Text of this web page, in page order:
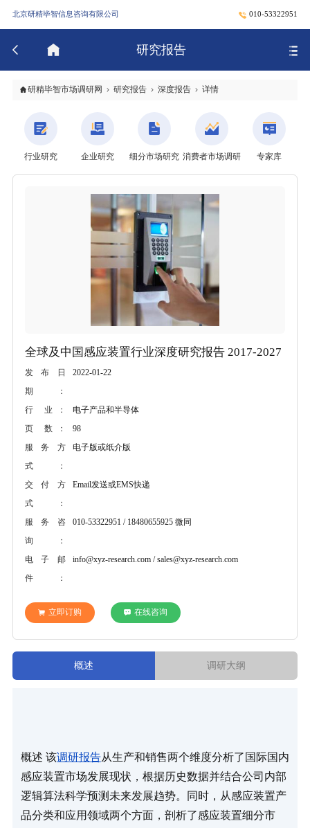
北京研精毕智信息咨询有限公司 010-53322951
研究报告
研精毕智市场调研网 研究报告 深度报告 详情
行业研究 企业研究 细分市场研究 消费者市场调研 专家库
全球及中国感应装置行业深度研究报告 2017-2027
发布日
期：
2022-01-22
行 业：
电子产品和半导体
页 数：
98
服务方
式：
电子版或纸介版
交付方
式：
Email发送或EMS快递
服务咨
询：
010-53322951 / 18480655925 微同
电子邮
件：
info@xyz-research.com / sales@xyz-research.com
立即订购 在线咨询
概述 调研大纲
概述 该调研报告从生产和销售两个维度分析了国际国内
感应装置市场发展现状，根据历史数据并结合公司内部
逻辑算法科学预测未来发展趋势。同时，从感应装置产
品分类和应用领域两个方面，剖析了感应装置细分市